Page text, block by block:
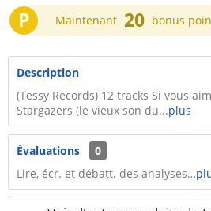
P Maintenant 20 bonus
Description
(Tessy Records) 12 tracks Si vous
Stargazers (le vieux son du...plus
Évaluations
0
Lire, écr. et débatt. des analyses…